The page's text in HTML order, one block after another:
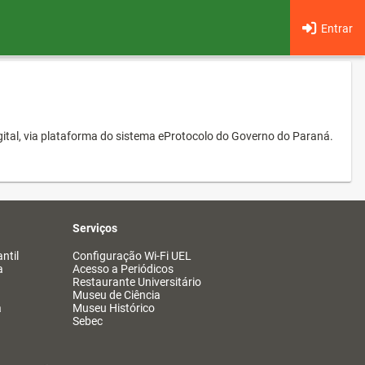
Entrar
via plataforma do sistema eProtocolo do Governo do Paraná.
Serviços
Configuração Wi-Fi UEL
Acesso a Periódicos
Restaurante Universitário
Museu de Ciência
Museu Histórico
Sebec